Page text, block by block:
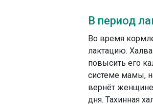
В период
Во время
лактацию.
повысить его
системе мамы,
вернёт
дня. Тахинная